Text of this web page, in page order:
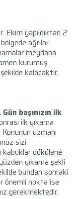
Ekim yapıldıktan 2
ağrılar
meydana
kurumuş
kalacaktır.
Gün başınızın ilk
ilk yıkama
uzmanı
sizi
dökülene
yıkama şekli
bundan sonraki
önemli nokta ise
gerekmektedir.